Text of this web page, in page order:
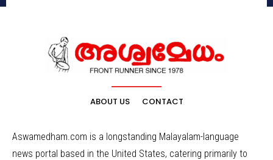
ABOUT US CONTACT
Aswamedham.com is a longstanding Malayalam-language
news portal based in the United States, catering primarily to